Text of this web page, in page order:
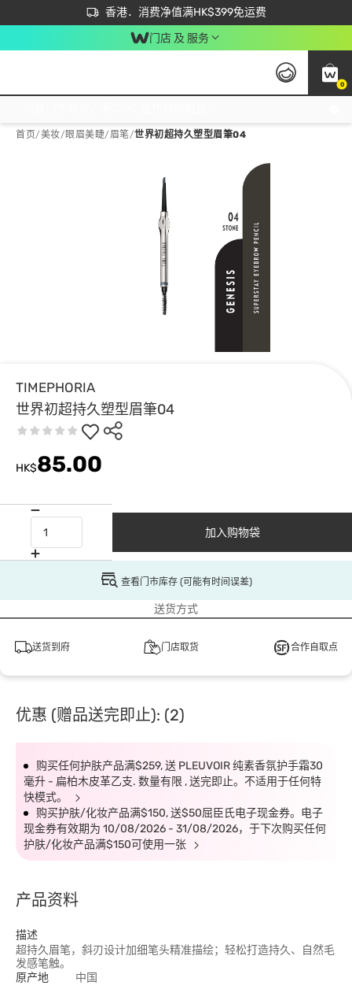
香港．消费净值满HK$399免运费
立即成为易赏钱会员尽享独家优惠
首次APP下单买满$450 输入 NEWAPP 即减$50
门店 及 服务
0
首页/美妆/眼眉美睫/眉笔/世界初超持久塑型眉筆04
TIMEPHORIA
世界初超持久塑型眉筆04
HK$85.00
加入购物袋
查看门市库存 (可能有时间误差)
送货方式
送货到府 门店取货 合作自取点
优惠 (赠品送完即止): (2)
购买任何护肤产品满$259, 送 PLEUVOIR 纯素香氛护手霜30
毫升 - 扁柏木皮革乙支. 数量有限 , 送完即止。不适用于任何特
快模式。
购买护肤/化妆产品满$150, 送$50屈臣氏电子现金券。电子
现金券有效期为 10/08/2026 - 31/08/2026，于下次购买任何
护肤/化妆产品满$150可使用一张
产品资料
描述
超持久眉笔，斜刃设计加细笔头精准描绘；轻松打造持久、自然毛
发感笔触。
原产地
中国